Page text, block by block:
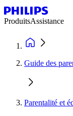
ProduitsAssistance
Guide des
Parentalité et